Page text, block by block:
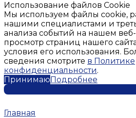
Использование файлов Cookie
Мы используем файлы cookie,
нашими специалистами и
анализа событий на нашем
просмотр страниц нашего
условия его использования.
сведения смотрите в Политике
конфиденциальности.
ПринимаюПодробнее
Главная